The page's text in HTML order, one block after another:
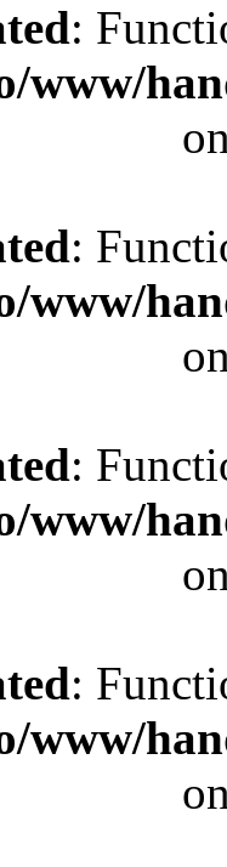
:
www/
:
www/
:
www/
:
www/